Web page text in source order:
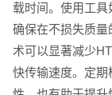
载时间。使用工具
确保在不损失质
术可以显著减少
快传输速度。定